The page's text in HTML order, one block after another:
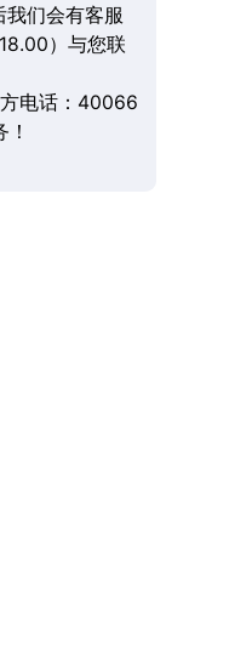
们会有客服
）与您联
电话：40066